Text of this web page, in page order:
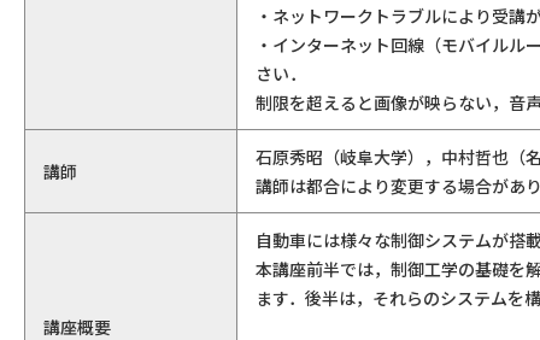
・ネットワークトラブルにより受講
・インターネット回線（モバイルル
さい．
制限を超えると画像が映らない，音
講師
石原秀昭（岐阜大学），中村哲也（
講師は都合により変更する場合があ
講座概要
自動車には様々な制御システムが搭
本講座前半では，制御工学の基礎を
ます．後半は，それらのシステムを